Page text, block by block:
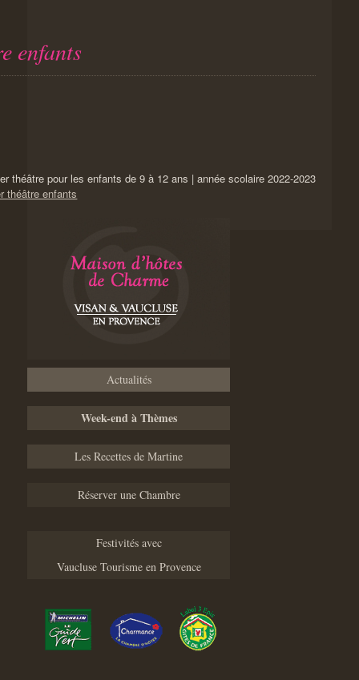
enfants
théâtre pour les enfants de 9 à 12 ans | année scolaire 2022-2023
théâtre enfants
Actualités
Week-end à Thèmes
Les Recettes de Martine
Réserver une Chambre
Festivités avec
Vaucluse Tourisme en Provence